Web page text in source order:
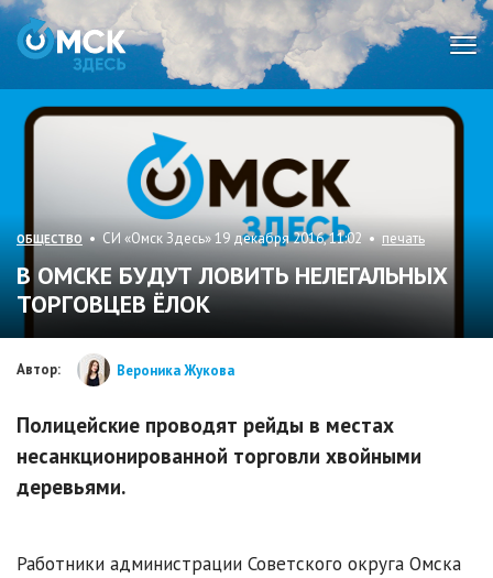
ОБЩЕСТВО • СИ «Омск Здесь» 19 декабря 2016, 11:02 • печать
В ОМСКЕ БУДУТ ЛОВИТЬ НЕЛЕГАЛЬНЫХ
ТОРГОВЦЕВ ЁЛОК
Автор: Вероника Жукова
Полицейские проводят рейды в местах
несанкционированной торговли хвойными
деревьями.
Работники администрации Советского округа Омска